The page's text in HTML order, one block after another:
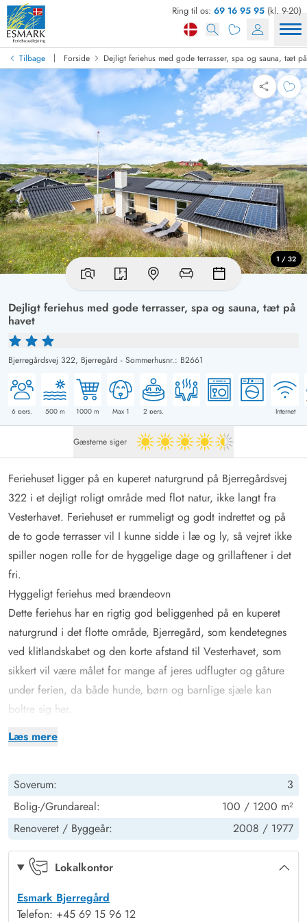
Ring til os: 69 16 95 95 (kl. 9-20)
Tilbage | Forside Dejligt feriehus med gode terrasser, spa og sauna, tæt
Dejligt feriehus med gode terrasser, spa og sauna, tæt på
havet
Bjerregårdsvej 322, Bjerregård - Sommerhusnr.: B2661
6 pers. 500m 1000 m Max 1 2 pers. Internet
1 / 32
Gæsterne siger 4.5 ud af 5
Læs mere
Feriehuset ligger på en kuperet naturgrund på Bjerregårdsvej
322 i et dejligt roligt område med flot natur, ikke langt fra
Vesterhavet. Feriehuset er rummeligt og godt indrettet og på
de to gode terrasser vil I kunne sidde i læ og ly, så vejret ikke
spiller nogen rolle for de hyggelige dage og grillaftener i det
fri.
Hyggeligt feriehus med brændeovn
Dette feriehus har en rigtig god beliggenhed på en kuperet
naturgrund i det flotte område, Bjerregård, som kendetegnes
ved klitlandskabet og den korte afstand til Vesterhavet, som
sikkert vil være målet for mange af jeres udflugter og gåture
under ferien, da både hunde, børn og barnlige sjæle kan
boltre sig her.
Feriehuset fremstår lyst og rummeligt, så I alle kan være samlet
fællesskabet, når måltiderne forberedes.
På de køligere dage indbyder sofahjørnet til indendørs hygge,
evt. med en god bog foran den knitrende ild i brændeovnen.
Derudover er indretningen og faciliteterne god og
gennemtænkt, så I har det bedste grundlag for en vellykket
Sommerhusets 6 sovepladser fordeler sig på 3 værelser, hvoraf
Soverum:
3
Bolig-/Grundareal:
100 / 1200 m²
Renoveret / Byggeår: 2008 / 1977
Lokalkontor
Esmark Bjerregård
Telefon: +45 69 15 96 12